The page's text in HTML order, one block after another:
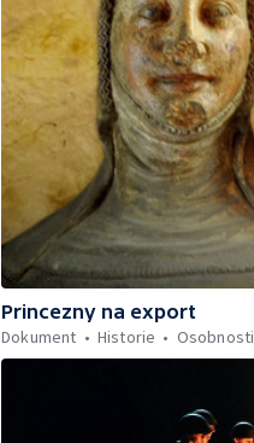
Princezny na export
Dokument
Historie Osobnosti